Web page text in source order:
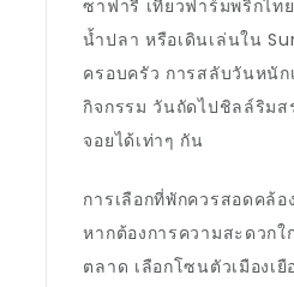
ซาฟารี เที่ยวฟาร์มพริกไท
น้ำปลา หรือเดินเล่นใน
ครอบครัว การสลับวันหนั
กิจกรรม วันถัดไปชิลล์ริมส
จอยได้เท่าๆ กัน
การเลือกที่พักควรสอดคล้อ
หากต้องการความสะดวกใ
ตลาด เลือกโซนตัวเมืองเ